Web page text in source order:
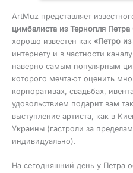
ArtMuz представляет
цимбалиста из Тернопля Петра
хорошо известен как «Петро
интернету и в частности
наверно самым популярным
которого мечтают оценить
корпоративах, свадьбах,
удовольствием подарит вам
выступление артиста, как в
Украины (гастроли за
индивидуально).
На сегодняшний день у Петра